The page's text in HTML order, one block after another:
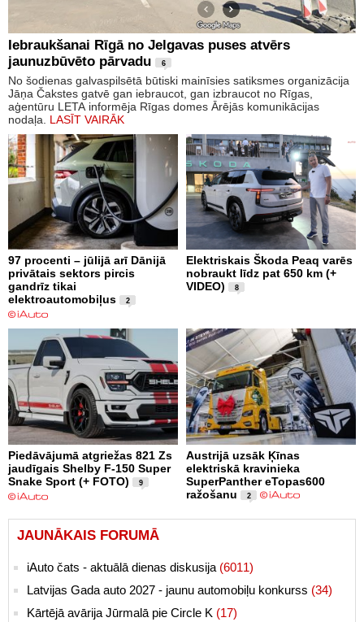
Iebraukšanai Rīgā no Jelgavas puses atvērs
jaunuzbūvēto pārvadu
6
No šodienas galvaspilsētā būtiski mainīsies satiksmes organizācija
Jāņa Čakstes gatvē gan iebraucot, gan izbraucot no Rīgas,
aģentūru LETA informēja Rīgas domes Ārējās komunikācijas
nodaļa. LASĪT VAIRĀK
97 procenti – jūlijā arī Dānijā
privātais sektors pircis
gandrīz tikai
elektroautomobiļus
2
Elektriskais Škoda Peaq varēs
nobraukt līdz pat 650 km (+
VIDEO)
8
Piedāvājumā atgriežas 821 Zs
jaudīgais Shelby F-150 Super
Snake Sport (+ FOTO)
9
Austrijā uzsāk Ķīnas
elektriskā kravinieka
SuperPanther eTopas600
ražošanu
2
JAUNĀKAIS FORUMĀ
iAuto čats - aktuālā dienas diskusija (6011)
Latvijas Gada auto 2027 - jaunu automobiļu konkurss (34)
Kārtējā avārija Jūrmalā pie Circle K (17)